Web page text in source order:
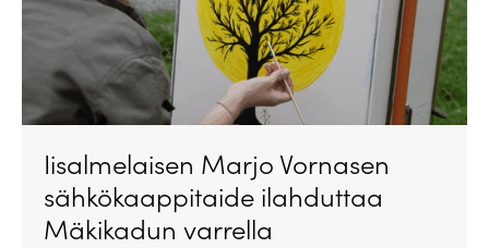
Iisalmelaisen Marjo Vornasen
sähkökaappitaide ilahduttaa
Mäkikadun varrella